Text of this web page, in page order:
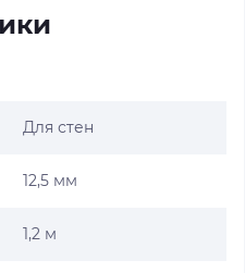
Для стен
12,5 мм
1,2 м